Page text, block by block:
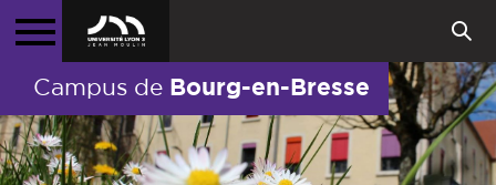
Campus de Bourg-en-Bresse